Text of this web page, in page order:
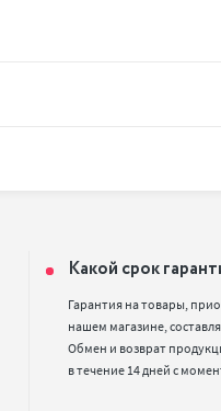
Какой срок
Гарантия на товары,
нашем магазине,
Обмен и возврат
в течение 14 дней с